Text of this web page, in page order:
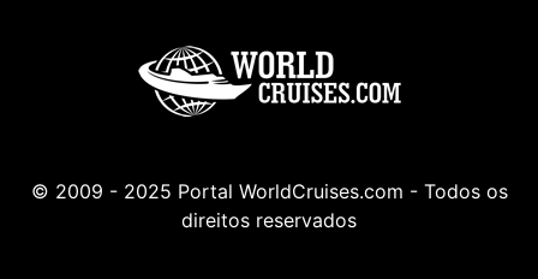
© 2009 - 2025 Portal WorldCruises.com - Todos os
direitos reservados